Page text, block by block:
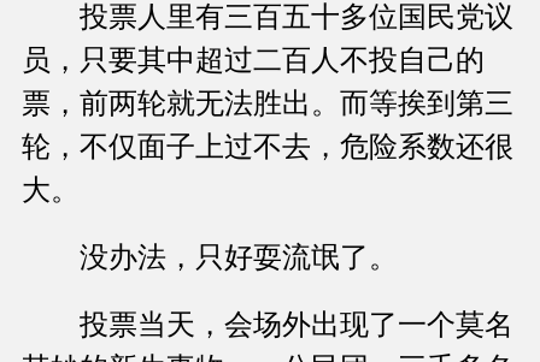
投票人里有三百五十多位国民党议
员，只要其中超过二百人不投自己的
票，前两轮就无法胜出。而等挨到第三
轮，不仅面子上过不去，危险系数还很
大。
没办法，只好耍流氓了。
投票当天，会场外出现了一个莫名